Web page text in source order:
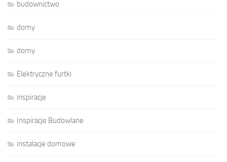
budownictwo
domy
domy
Elektryczne furtki
inspiracje
Inspiracje Budowlane
instalacje domowe